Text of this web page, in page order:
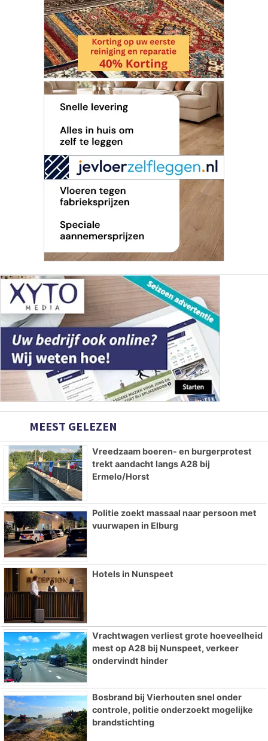
MEEST GELEZEN
Vreedzaam boeren- en burgerprotest
trekt aandacht langs A28 bij
Ermelo/Horst
Politie zoekt massaal naar persoon met
vuurwapen in Elburg
Hotels in Nunspeet
Vrachtwagen verliest grote hoeveelheid
mest op A28 bij Nunspeet, verkeer
ondervindt hinder
Bosbrand bij Vierhouten snel onder
controle, politie onderzoekt mogelijke
brandstichting